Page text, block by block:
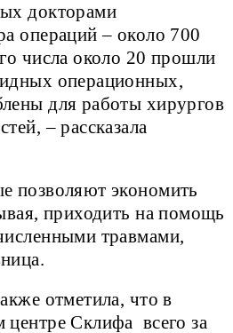
докторами
операций – около 700
числа около 20 прошли
операционных,
для работы хирургов
– рассказала
позволяют экономить
приходить на помощь
травмами,
отметила, что в
Склифа всего за